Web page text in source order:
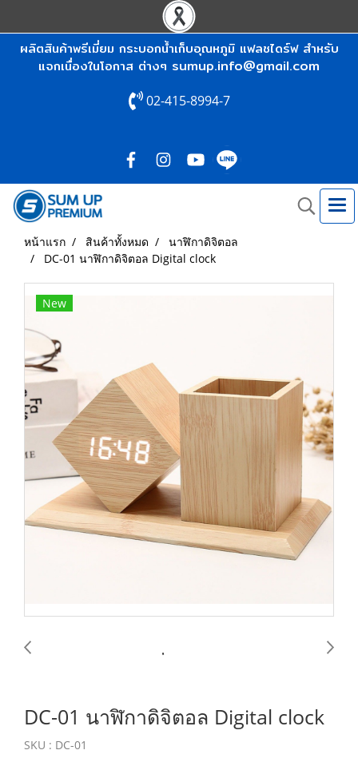
ผลิตสินค้าพรีเมี่ยม กระบอกน้ำเก็บอุณหภูมิ แฟลชไดร์ฟ สำหรับ
แจกเนื่องในโอกาส ต่างๆ sumup.info@gmail.com
02-415-8994-7
หน้าแรก สินค้าทั้งหมด
นาฬิกาดิจิตอล
DC-01 นาฬิกาดิจิตอล Digital clock
New
DC-01 นาฬิกาดิจิตอล Digital clock
SKU : DC-01